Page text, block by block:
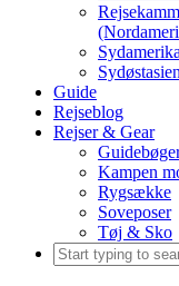
Sydamerika
Sydøstasien
Guide
Rejseblog
Rejser & Gear
Kampen
Rygsække
Soveposer
Tøj & Sko